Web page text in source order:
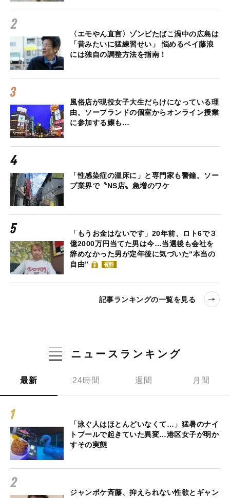
〈エモやん直言〉ゾンビたばこ渦中の広島は
「昔みたいに猛練習せい」 悩めるベイ藤浪
には独自の調整方法を指南！
風俗店が現役女子大生だらけになっている理
由。ソープランドの個室からオンライン授業
に参加する嬢も…
「性感染症の温床に」と専門家も警鐘。ソー
プ業界で〝NS店〟急増のワケ
「もうお金はないです」20年前、ロト6で３
億2000万円当てた男は今…当選後も会社を
辞めなかった男が定年後に気づいた“本当の
自由”
有料
記事ランキングの一覧を見る
ニュースランキング
最新 24時間 週間 月間
「泳ぐ人はほとんどいなくて…」猛暑のナイ
トプールで起きていた異変…港区女子が明か
すその実態
ジャンポケ斉藤、抑えられない性欲とギャン